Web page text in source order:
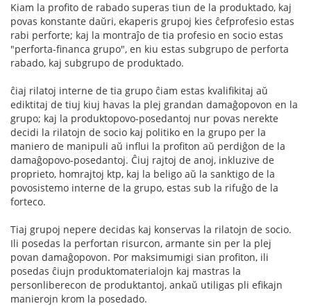
Kiam la profito de rabado superas tiun de la produktado, kaj
povas konstante daŭri, ekaperis grupoj kies ĉefprofesio estas
rabi perforte; kaj la montraĵo de tia profesio en socio estas
"perforta-financa grupo", en kiu estas subgrupo de perforta
rabado, kaj subgrupo de produktado.
ĉiaj rilatoj interne de tia grupo ĉiam estas kvalifikitaj aŭ
ediktitaj de tiuj kiuj havas la plej grandan damaĝopovon en la
grupo; kaj la produktopovo-posedantoj nur povas nerekte
decidi la rilatojn de socio kaj politiko en la grupo per la
maniero de manipuli aŭ influi la profiton aŭ perdiĝon de la
damaĝopovo-posedantoj. Ĉiuj rajtoj de anoj, inkluzive de
proprieto, homrajtoj ktp, kaj la beligo aŭ la sanktigo de la
povosistemo interne de la grupo, estas sub la rifuĝo de la
forteco.
Tiaj grupoj nepere decidas kaj konservas la rilatojn de socio.
Ili posedas la perfortan risurcon, armante sin per la plej
povan damaĝopovon. Por maksimumigi sian profiton, ili
posedas ĉiujn produktomaterialojn kaj mastras la
personliberecon de produktantoj, ankaŭ utiligas pli efikajn
manierojn krom la posedado.